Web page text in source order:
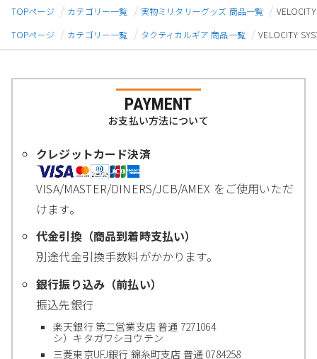
TOPページ
カテゴリー一覧 実物ミリタリーグッズ 商品一覧
TOPページ
カテゴリー一覧 タクティカルギア 商品一覧 VELOCITY
PAYMENT
お支払い方法について
クレジットカード決済
VISA/MASTER/DINERS/JCB/AMEX をご使用いただ
けます。
代金引換（商品到着時支払い）
別途代金引換手数料がかかります。
銀行振り込み（前払い）
振込先銀行
楽天銀行 第二営業支店 普通 7271064
シ）キタガワシヨウテン
三菱東京UFJ銀行 錦糸町支店 普通 0784258